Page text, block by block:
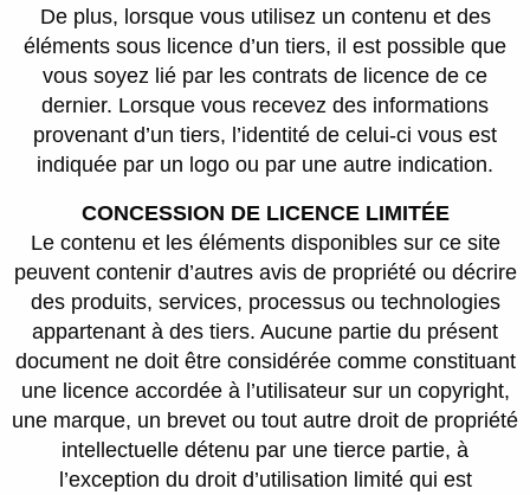
De plus, lorsque vous utilisez un contenu et des
éléments sous licence d’un tiers, il est possible que
vous soyez lié par les contrats de licence de ce
dernier. Lorsque vous recevez des informations
provenant d’un tiers, l’identité de celui-ci vous est
indiquée par un logo ou par une autre indication.
CONCESSION DE LICENCE LIMITÉE
Le contenu et les éléments disponibles sur ce site
peuvent contenir d’autres avis de propriété ou décrire
des produits, services, processus ou technologies
appartenant à des tiers. Aucune partie du présent
document ne doit être considérée comme constituant
une licence accordée à l’utilisateur sur un copyright,
une marque, un brevet ou tout autre droit de propriété
intellectuelle détenu par une tierce partie, à
l’exception du droit d’utilisation limité qui est